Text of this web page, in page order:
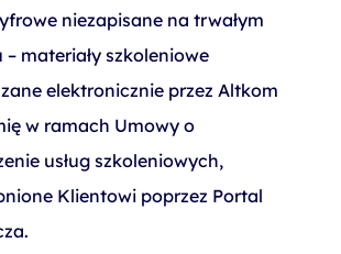
niezapisane na trwałym
– materiały szkoleniowe
elektronicznie przez Altkom
w ramach Umowy o
usług szkoleniowych,
Klientowi poprzez Portal